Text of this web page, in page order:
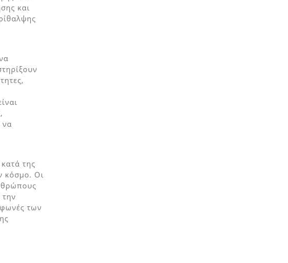
και
να
της
κόσμο. Οι
των